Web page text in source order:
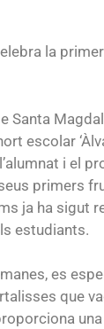
la
Santa
escolar
i el
primers
ja ha sigut
estudiants.
es
que